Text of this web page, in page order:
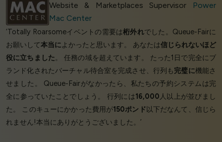
Website & Marketplaces Supervisor
Power
Mac Center
‘Totally Roarsomeイベントの需要は桁外れでした。Queue-Fairに
お願いして本当によかったと思います。 あなたは信じられないほど
役に立ちました。 任務の域を超えています。 たった1日で完全にブ
ランド化されたバーチャル待合室を完成させ、行列も完璧に機能さ
せました。 Queue-Fairがなかったら、私たちの予約システムは完
全に参っていたことでしょう。 行列には16,000 人以上が並びまし
た。 このキューにかかった費用が150ポンド以下だなんて、信じら
れません!本当にありがとうございました。’